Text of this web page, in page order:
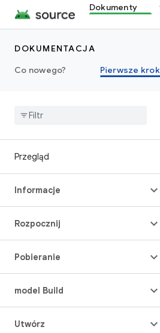
Dokumenty
DOKUMENTACJA
Co nowego?
Pierwsze
Przegląd
Informacje
Rozpocznij
Pobieranie
model Build
Utwórz